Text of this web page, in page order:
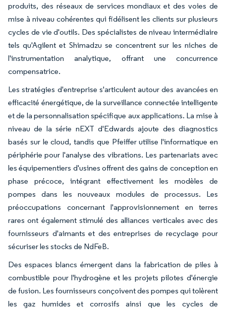
produits, des réseaux de services mondiaux et des voies de
mise à niveau cohérentes qui fidélisent les clients sur plusieurs
cycles de vie d'outils. Des spécialistes de niveau intermédiaire
tels qu'Agilent et Shimadzu se concentrent sur les niches de
l'instrumentation analytique, offrant une concurrence
compensatrice.
Les stratégies d'entreprise s'articulent autour des avancées en
efficacité énergétique, de la surveillance connectée intelligente
et de la personnalisation spécifique aux applications. La mise à
niveau de la série nEXT d'Edwards ajoute des diagnostics
basés sur le cloud, tandis que Pfeiffer utilise l'informatique en
périphérie pour l'analyse des vibrations. Les partenariats avec
les équipementiers d'usines offrent des gains de conception en
phase précoce, intégrant effectivement les modèles de
pompes dans les nouveaux modules de processus. Les
préoccupations concernant l'approvisionnement en terres
rares ont également stimulé des alliances verticales avec des
fournisseurs d'aimants et des entreprises de recyclage pour
sécuriser les stocks de NdFeB.
Des espaces blancs émergent dans la fabrication de piles à
combustible pour l'hydrogène et les projets pilotes d'énergie
de fusion. Les fournisseurs conçoivent des pompes qui tolèrent
les gaz humides et corrosifs ainsi que les cycles de